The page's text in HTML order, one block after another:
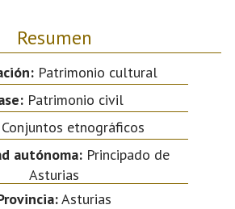
Resumen
Patrimonio cultural
Patrimonio civil
Conjuntos etnográficos
autónoma:Principado de
Asturias
Asturias